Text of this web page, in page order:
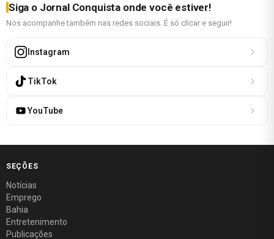
Siga o Jornal Conquista onde você estiver!
Nos acompanhe também nas redes sociais. É só clicar e seguir!
Instagram
TikTok
YouTube
SEÇÕES
Notícias
Emprego
Bahia
Entretenimento
Publicações